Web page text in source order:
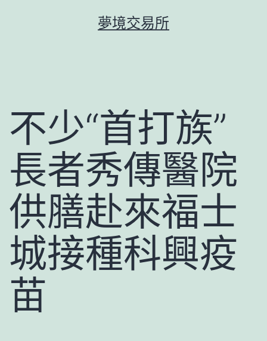
夢境交易所
不少“首打族”
長者秀傳醫院
供膳赴來福士
城接種科興疫
苗